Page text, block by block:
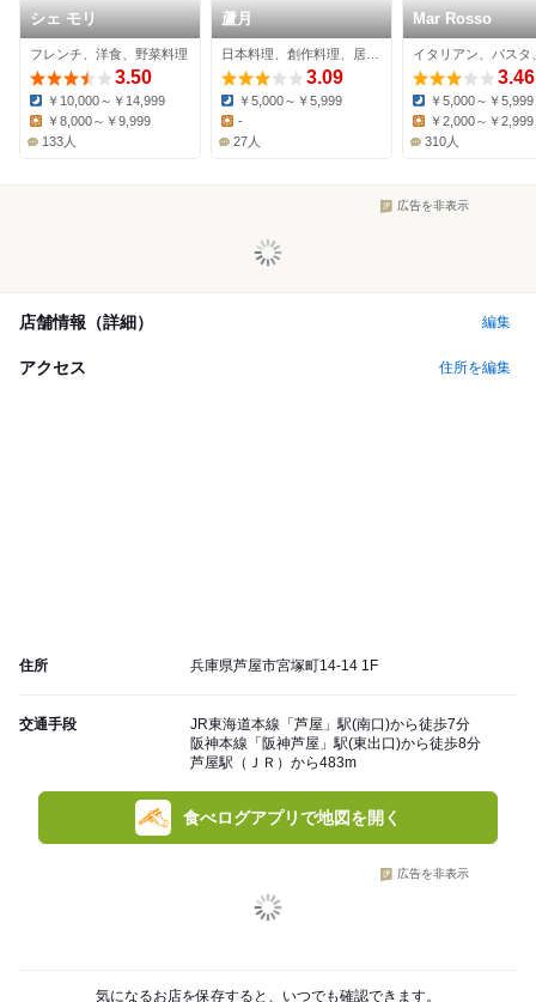
シェ モリ
フレンチ、洋食、野菜料理
3.50
Dinner:
￥10,000～￥14,999
￥8,000～￥9,999
133人
蘆月
3.09
Dinner:
￥5,000～￥5,999
Lunch:
-
27人
Mar Rosso
3.46
Dinner:
￥5,000～￥5,999
￥2,000～￥2,999
310人
広告を非表示
店舗情報（詳細） 編集
アクセス 住所を編集
住所 兵庫県芦屋市宮塚町14-14 1F
交通手段
JR東海道本線「芦屋」駅(南口)から徒歩7分
阪神本線「阪神芦屋」駅(東出口)から徒歩8分
芦屋駅（ＪＲ）から483m
食べログアプリで地図を開く
広告を非表示
気になるお店を保存すると、いつでも確認できます。